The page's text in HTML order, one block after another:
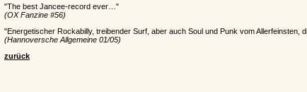
"The best Jancee-record ever…"
(OX Fanzine #56)
"Energetischer Rockabilly, treibender Surf, aber auch Soul und Punk vom Allerfeinsten,
(Hannoversche Allgemeine 01/05)
zurück